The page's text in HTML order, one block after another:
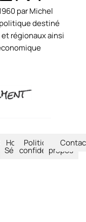
par Michel
destiné
régionaux ainsi
Hors-
Séries
Politique de
confidentialité
À
propos